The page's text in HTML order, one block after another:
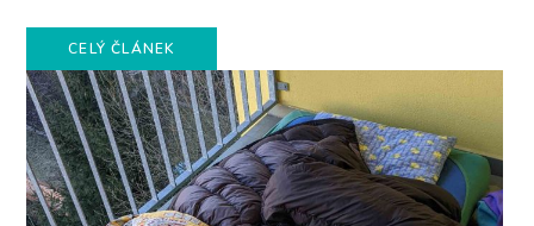
CELÝ ČLÁNEK